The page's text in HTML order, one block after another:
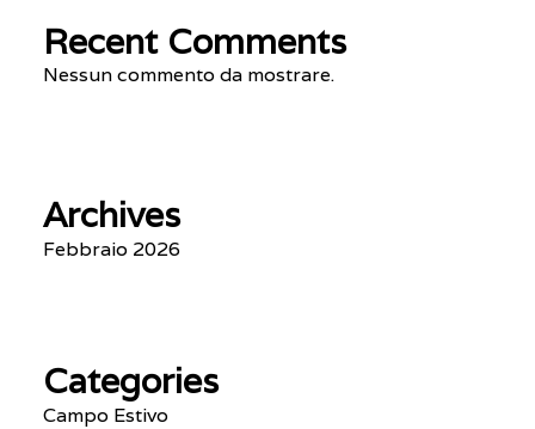
Recent Comments
Nessun commento da mostrare.
Archives
Febbraio 2026
Categories
Campo Estivo